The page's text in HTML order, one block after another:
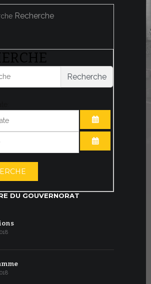
Recherche
Recherche
OUVRIR LE
DU GOUVERNORAT